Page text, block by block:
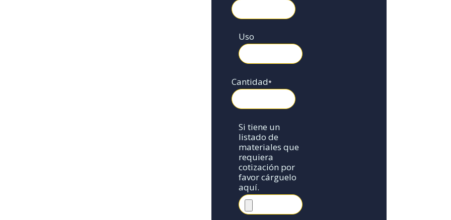
Uso
Cantidad*
Si tiene un
listado de
materiales que
requiera
cotización por
favor cárguelo
aquí.